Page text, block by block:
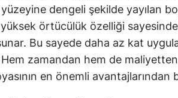
dengeli şekilde yayılan
yüksek örtücülük özelliği
sunar. Bu sayede daha az kat
zamandan hem de
en önemli avantajlarından